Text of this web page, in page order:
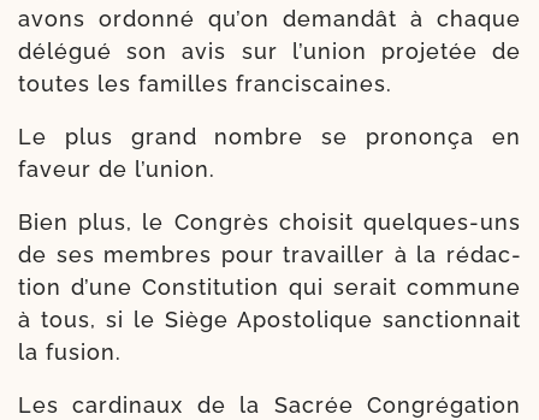
avons ordon­né qu’on deman­dât à chaque
délé­gué son avis sur l’u­nion pro­je­tée de
toutes les familles franciscaines.
Le plus grand nombre se pro­non­ça en
faveur de l’union.
Bien plus, le Congrès choi­sit quelques-​uns
de ses membres pour tra­vailler à la rédac­
tion d’une Constitution qui serait com­mune
à tous, si le Siège Apostolique sanc­tion­nait
la fusion.
Les car­di­naux de la Sacrée Congrégation